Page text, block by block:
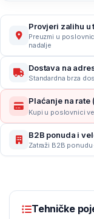
Provjeri zalihu u
Preuzmi u
nadalje
Dostava na
Standardna brza
Plaćanje na
Kupi u poslovnici
B2B ponuda i
Zatraži B2B
Tehničke